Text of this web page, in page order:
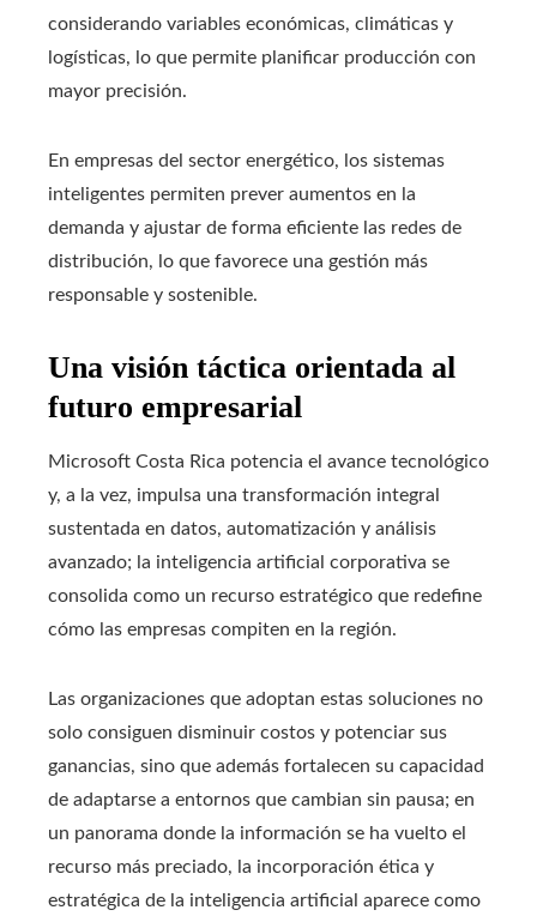
considerando variables económicas, climáticas y
logísticas, lo que permite planificar producción con
mayor precisión.
En empresas del sector energético, los sistemas
inteligentes permiten prever aumentos en la
demanda y ajustar de forma eficiente las redes de
distribución, lo que favorece una gestión más
responsable y sostenible.
Una visión táctica orientada al
futuro empresarial
Microsoft Costa Rica potencia el avance tecnológico
y, a la vez, impulsa una transformación integral
sustentada en datos, automatización y análisis
avanzado; la inteligencia artificial corporativa se
consolida como un recurso estratégico que redefine
cómo las empresas compiten en la región.
Las organizaciones que adoptan estas soluciones no
solo consiguen disminuir costos y potenciar sus
ganancias, sino que además fortalecen su capacidad
de adaptarse a entornos que cambian sin pausa; en
un panorama donde la información se ha vuelto el
recurso más preciado, la incorporación ética y
estratégica de la inteligencia artificial aparece como